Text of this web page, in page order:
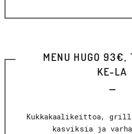
MENU HUGO 93€,
KE-LA
Kukkakaalikeittoa,
kasviksia ja